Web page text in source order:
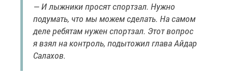
— И лыжники просят спортзал. Нужно
подумать, что мы можем сделать. На самом
деле ребятам нужен спортзал. Этот вопрос
я взял на контроль, подытожил глава Айдар
Салахов.